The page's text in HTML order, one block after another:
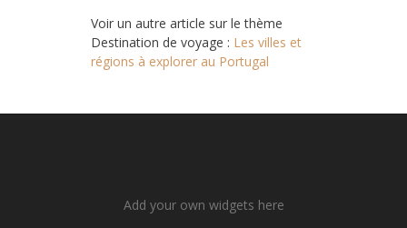
Voir un autre article sur le thème
Destination de voyage : Les villes et
régions à explorer au Portugal
Add your own widgets here